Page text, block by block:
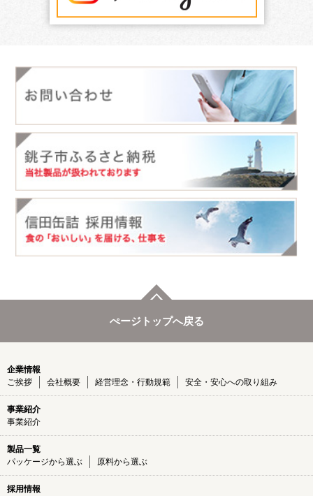
ぺージトップへ戻る
企業情報
ご挨拶
会社概要 経営理念・行動規範 安全・安心への取り組み
事業紹介
事業紹介
製品一覧
パッケージから選ぶ
原料から選ぶ
採用情報